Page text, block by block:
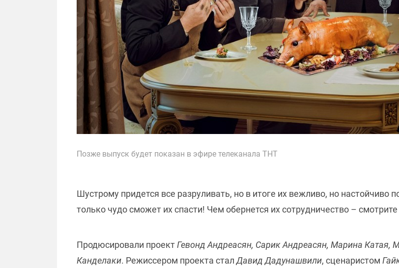
Позже выпуск будет показан в эфире телеканала ТНТ
Шустрому придется все разруливать, но в итоге их вежливо, но настойчиво
только чудо сможет их спасти! Чем обернется их сотрудничество –
Продюсировали проектГевонд Андреасян, Сарик Андреасян, Марина Катая,
Канделаки. Режиссером проекта сталДавид Дадунашвили, сценаристом